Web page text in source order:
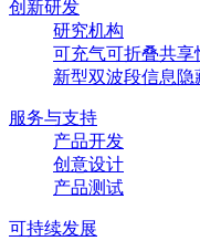
创新研发
研究机构
可充气可折叠共享
新型双波段信息
服务与支持
产品开发
创意设计
产品测试
可持续发展